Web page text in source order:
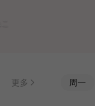
更多 周一